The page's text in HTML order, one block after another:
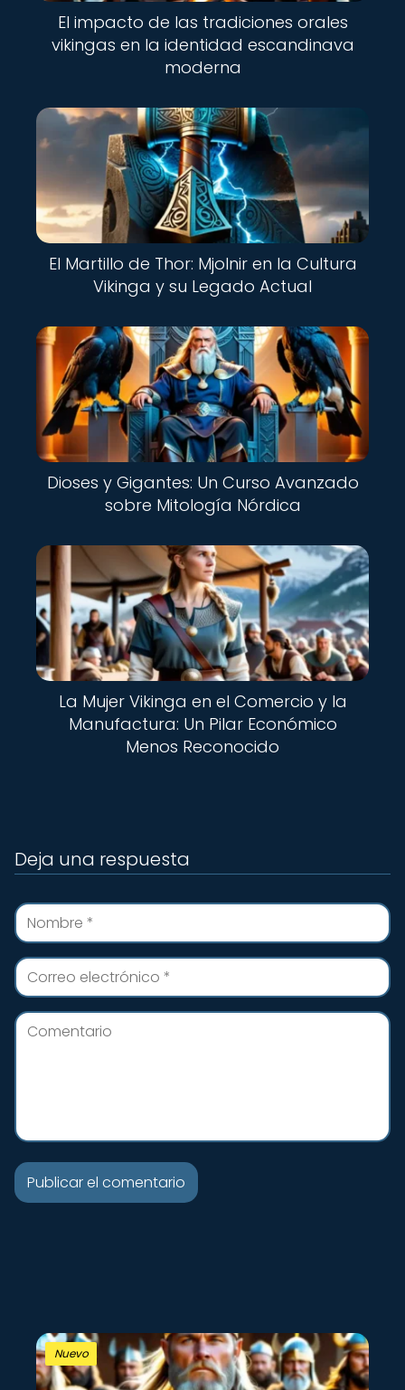
El impacto de las tradiciones orales
vikingas en la identidad escandinava
moderna
El Martillo de Thor: Mjolnir en la Cultura
Vikinga y su Legado Actual
Dioses y Gigantes: Un Curso Avanzado
sobre Mitología Nórdica
La Mujer Vikinga en el Comercio y la
Manufactura: Un Pilar Económico
Menos Reconocido
Deja una respuesta
Nuevo